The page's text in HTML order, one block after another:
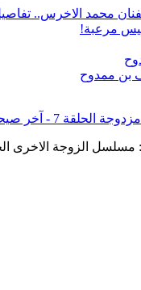
محمد الاخرس..
مرعبة!
بن ممدوح
7 - آخر صيحة
الزوجة الاخرى الحلقة